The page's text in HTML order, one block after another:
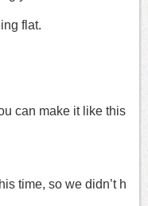
flat.
can make it like this
time, so we didn’t h